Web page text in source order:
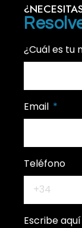
¿Cuál es tu
Email
Teléfono
Escribe